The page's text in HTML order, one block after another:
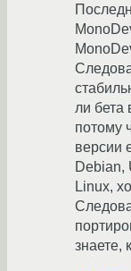
ли бета
потому
версии
Debian,
Linux,
знаете,